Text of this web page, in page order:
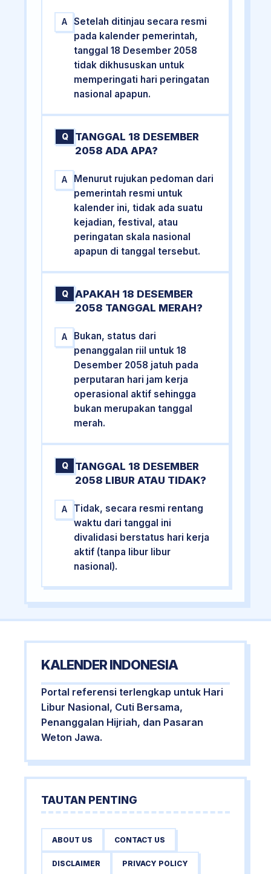
A
Setelah ditinjau secara resmi
pada kalender pemerintah,
tanggal 18 Desember 2058
tidak dikhususkan untuk
memperingati hari peringatan
nasional apapun.
Q
TANGGAL 18 DESEMBER
2058 ADA APA?
A
Menurut rujukan pedoman dari
pemerintah resmi untuk
kalender ini, tidak ada suatu
kejadian, festival, atau
peringatan skala nasional
apapun di tanggal tersebut.
Q
APAKAH 18 DESEMBER
2058 TANGGAL MERAH?
A
Bukan, status dari
penanggalan riil untuk 18
Desember 2058 jatuh pada
perputaran hari jam kerja
operasional aktif sehingga
bukan merupakan tanggal
merah.
Q
TANGGAL 18 DESEMBER
2058 LIBUR ATAU TIDAK?
A
Tidak, secara resmi rentang
waktu dari tanggal ini
divalidasi berstatus hari kerja
aktif (tanpa libur libur
nasional).
KALENDER INDONESIA
Portal referensi terlengkap untuk Hari
Libur Nasional, Cuti Bersama,
Penanggalan Hijriah, dan Pasaran
Weton Jawa.
TAUTAN PENTING
ABOUT US CONTACT US
DISCLAIMER PRIVACY POLICY